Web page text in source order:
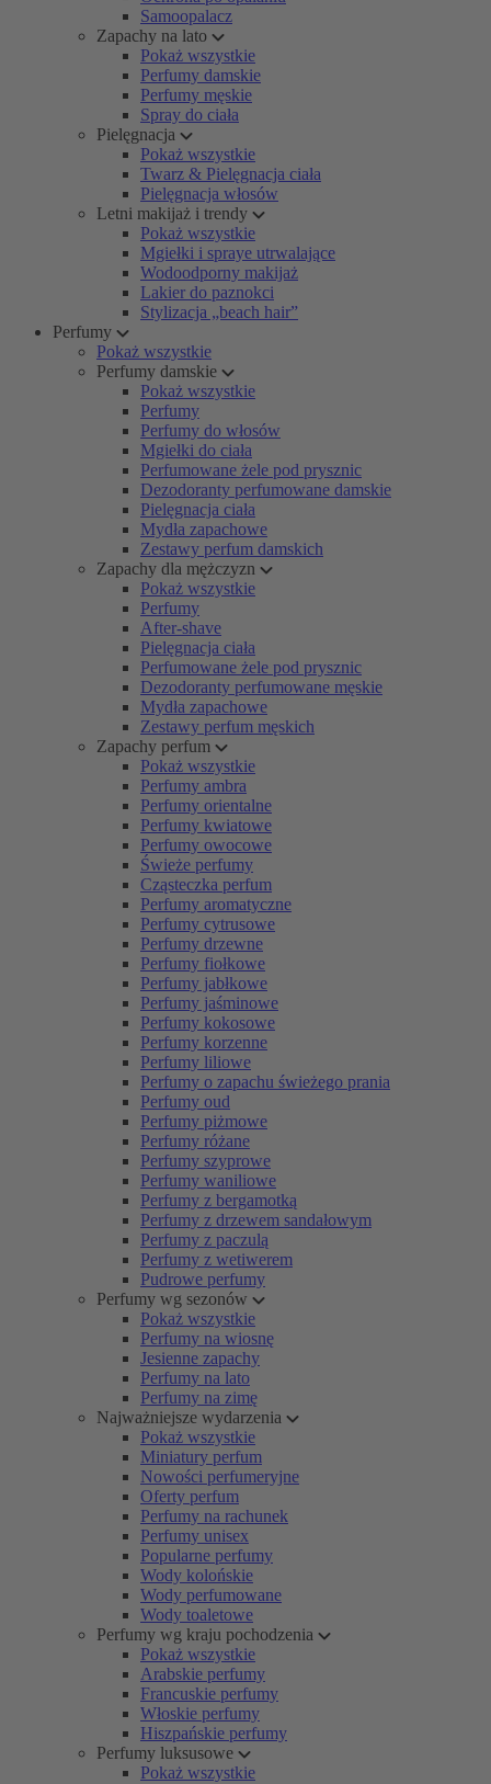
Samoopalacz
Zapachy na lato
Pokaż wszystkie
Perfumy damskie
Perfumy męskie
Spray do ciała
Pielęgnacja
Pokaż wszystkie
Twarz & Pielęgnacja ciała
Pielęgnacja włosów
Letni makijaż i trendy
Pokaż wszystkie
Mgiełki i spraye utrwalające
Wodoodporny makijaż
Lakier do paznokci
Stylizacja „beach hair”
Perfumy
Pokaż wszystkie
Perfumy damskie
Pokaż wszystkie
Perfumy
Perfumy do włosów
Mgiełki do ciała
Perfumowane żele pod prysznic
Dezodoranty perfumowane damskie
Pielęgnacja ciała
Mydła zapachowe
Zestawy perfum damskich
Zapachy dla mężczyzn
Pokaż wszystkie
Perfumy
After-shave
Pielęgnacja ciała
Perfumowane żele pod prysznic
Dezodoranty perfumowane męskie
Mydła zapachowe
Zestawy perfum męskich
Zapachy perfum
Pokaż wszystkie
Perfumy ambra
Perfumy orientalne
Perfumy kwiatowe
Perfumy owocowe
Świeże perfumy
Cząsteczka perfum
Perfumy aromatyczne
Perfumy cytrusowe
Perfumy drzewne
Perfumy fiołkowe
Perfumy jabłkowe
Perfumy jaśminowe
Perfumy kokosowe
Perfumy korzenne
Perfumy liliowe
Perfumy o zapachu świeżego prania
Perfumy oud
Perfumy piżmowe
Perfumy różane
Perfumy szyprowe
Perfumy waniliowe
Perfumy z bergamotką
Perfumy z drzewem sandałowym
Perfumy z paczulą
Perfumy z wetiwerem
Pudrowe perfumy
Perfumy wg sezonów
Pokaż wszystkie
Perfumy na wiosnę
Jesienne zapachy
Perfumy na lato
Perfumy na zimę
Najważniejsze wydarzenia
Pokaż wszystkie
Miniatury perfum
Nowości perfumeryjne
Oferty perfum
Perfumy na rachunek
Perfumy unisex
Popularne perfumy
Wody kolońskie
Wody perfumowane
Wody toaletowe
Perfumy wg kraju pochodzenia
Pokaż wszystkie
Arabskie perfumy
Francuskie perfumy
Włoskie perfumy
Hiszpańskie perfumy
Perfumy luksusowe
Pokaż wszystkie